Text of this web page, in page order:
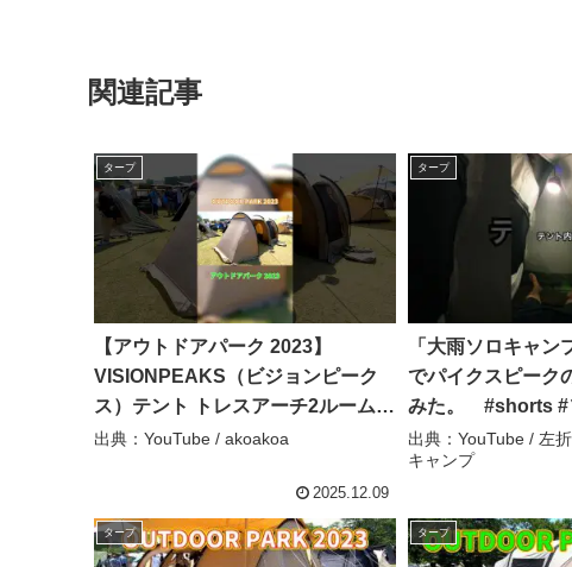
関連記事
タープ
【アウトドアパーク 2023】
VISIONPEAKS（ビジョンピーク
ス）テント トレスアーチ2ルームテ
ント VP160101J01の紹介 #Short
出典：YouTube / akoakoa
2025.12.09
タープ
「大雨ソロキャン
でパイクスピーク
みた。 #shorts #
#camping #パイ
雨ソロキャンプ
#テントレビュー
望中年キャンプ
出典：YouTube / 左
キャンプ
タープ タープ